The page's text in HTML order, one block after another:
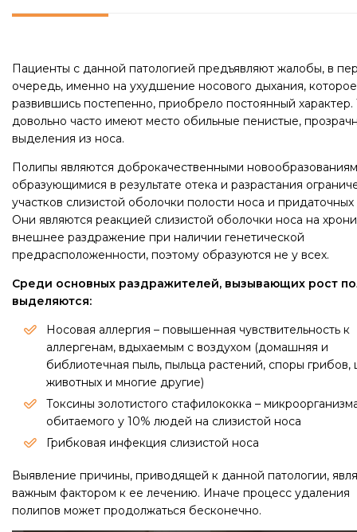
Пациенты с данной патологией предъявляют жалобы, в
очередь, именно на ухудшение носового дыхания, которое
развившись постепенно, приобрело постоянный
довольно часто имеют место обильные пенистые,
выделения из носа.
Полипы являются доброкачественными
образующимися в результате отека и разрастания
участков слизистой оболочки полости носа и придаточных
Они являются реакцией слизистой оболочки носа на
внешнее раздражение при наличии генетической
предрасположенности, поэтому образуются не у всех.
Среди основных раздражителей, вызывающих рост
выделяются:
Носовая аллергия – повышенная чувствительность к
аллергенам, вдыхаемым с воздухом (домашняя и
библиотечная пыль, пыльца растений, споры грибов,
животных и многие другие)
Токсины золотистого стафилококка –
обитаемого у 10% людей на слизистой носа
Грибковая инфекция слизистой носа
Выявление причины, приводящей к данной патологии,
важным фактором к ее лечению. Иначе процесс удаления
полипов может продолжаться бесконечно.